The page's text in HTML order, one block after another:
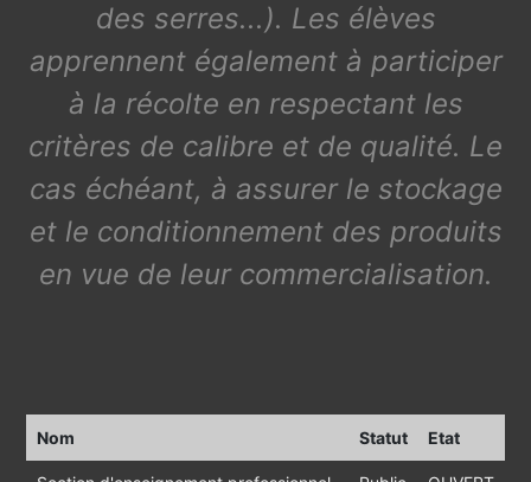
des serres...). Les élèves
apprennent également à participer
à la récolte en respectant les
critères de calibre et de qualité. Le
cas échéant, à assurer le stockage
et le conditionnement des produits
en vue de leur commercialisation.
Nom Statut Etat